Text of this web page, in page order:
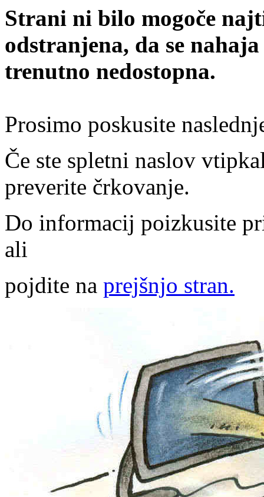
Strani ni bilo mogoče
odstranjena, da se
trenutno nedostopna.
Prosimo poskusite
Če ste spletni naslov
preverite črkovanje.
Do informacij poizkusite
ali
pojdite na prejšnjo stran.